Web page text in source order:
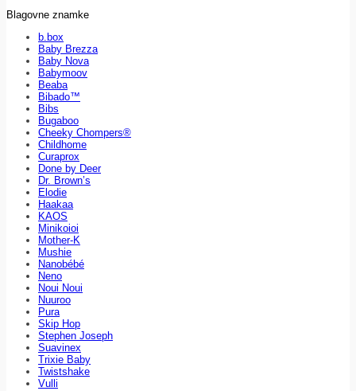
Blagovne znamke
b.box
Baby Brezza
Baby Nova
Babymoov
Beaba
Bibado™
Bibs
Bugaboo
Cheeky Chompers®
Childhome
Curaprox
Done by Deer
Dr. Brown’s
Elodie
Haakaa
KAOS
Minikoioi
Mother-K
Mushie
Nanobébé
Neno
Noui Noui
Nuuroo
Pura
Skip Hop
Stephen Joseph
Suavinex
Trixie Baby
Twistshake
Vulli